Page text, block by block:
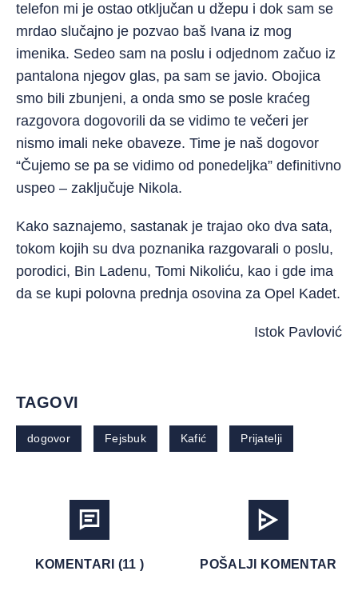
telefon mi je ostao otključan u džepu i dok sam se
mrdao slučajno je pozvao baš Ivana iz mog
imenika. Sedeo sam na poslu i odjednom začuo iz
pantalona njegov glas, pa sam se javio. Obojica
smo bili zbunjeni, a onda smo se posle kraćeg
razgovora dogovorili da se vidimo te večeri jer
nismo imali neke obaveze. Time je naš dogovor
“Čujemo se pa se vidimo od ponedeljka” definitivno
uspeo – zaključuje Nikola.
Kako saznajemo, sastanak je trajao oko dva sata,
tokom kojih su dva poznanika razgovarali o poslu,
porodici, Bin Ladenu, Tomi Nikoliću, kao i gde ima
da se kupi polovna prednja osovina za Opel Kadet.
Istok Pavlović
TAGOVI
dogovor Fejsbuk Kafić Prijatelji
KOMENTARI (11 ) POŠALJI KOMENTAR